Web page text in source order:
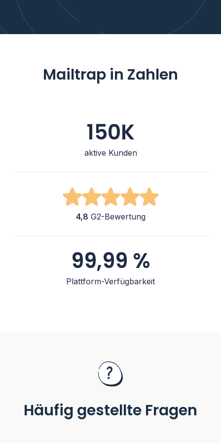
Mailtrap in Zahlen
150K
aktive Kunden
4,8 G2-Bewertung
99,99 %
Plattform-Verfügbarkeit
Häufig gestellte Fragen